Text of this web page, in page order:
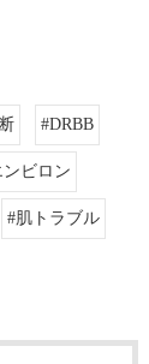
#DRBB
ンビロン
#肌トラブル